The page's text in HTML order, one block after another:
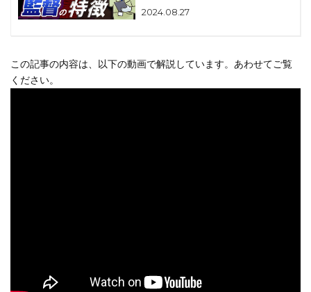
2024.08.27
この記事の内容は、以下の動画で解説しています。あわせてご覧
ください。